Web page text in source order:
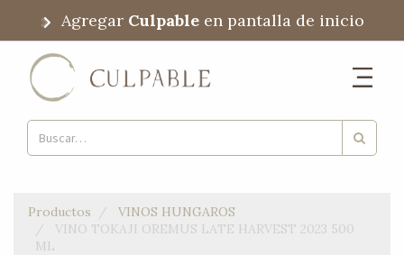
Agregar Culpableen pantalla de inicio
Productos
VINOS HUNGAROS
VINO TOKAJI OREMUS LATE HARVEST 2023 500
ML